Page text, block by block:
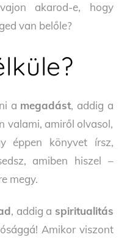
akarod-e, hogy
van belőle?
a megadást, addig a
valami, amiről olvasol,
éppen könyvet írsz,
amiben hiszel –
megy.
, addig a spiritualitás
Amikor viszont